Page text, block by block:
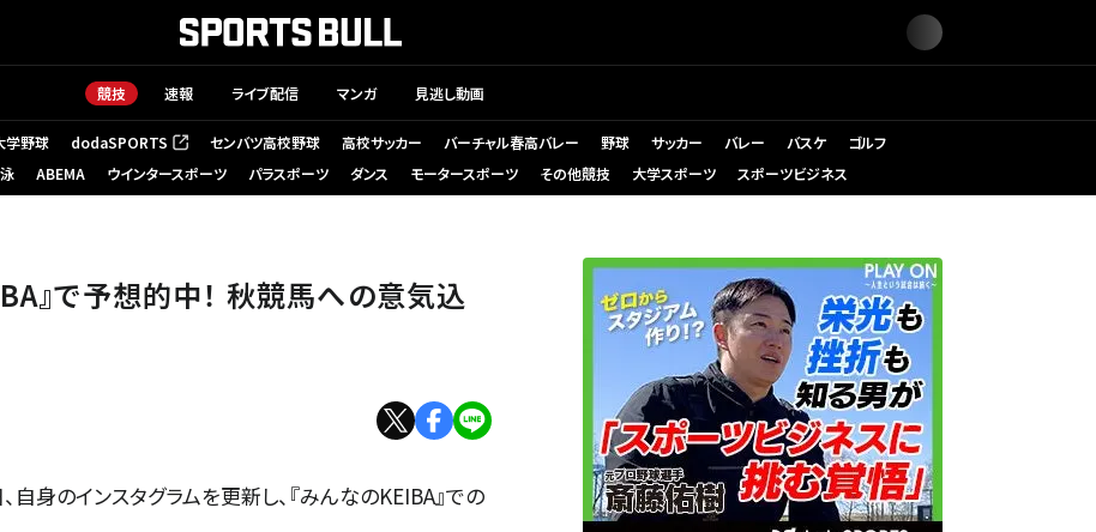
競技 速報 ライブ配信 マンガ 見逃し動画
学野球 dodaSPORTS
（新しいタブで開く） センバツ高校野球 高校サッカー バーチャル春高バレー 野球 サッカー バレー バスケ
ゴルフ
ABEMA ウインタースポーツ パラスポーツ ダンス モータースポーツ その他競技 大学スポーツ スポーツビジネス
』で予想的中！ 秋競馬への意気込
身のインスタグラムを更新し、『みんなのKEIBA』での